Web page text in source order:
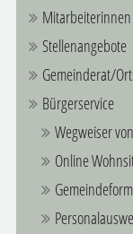
Stellenangebote
Gemeinderat/
Bürgerservice
Wegweiser
Online